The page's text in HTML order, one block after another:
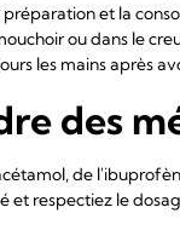
et la
ou dans le
les mains après
des
de
et respectiez le